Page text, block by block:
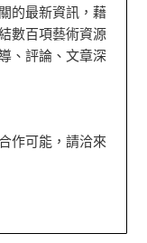
的最新資訊，藉
數百項藝術資源
、評論、文章深
作可能，請洽來